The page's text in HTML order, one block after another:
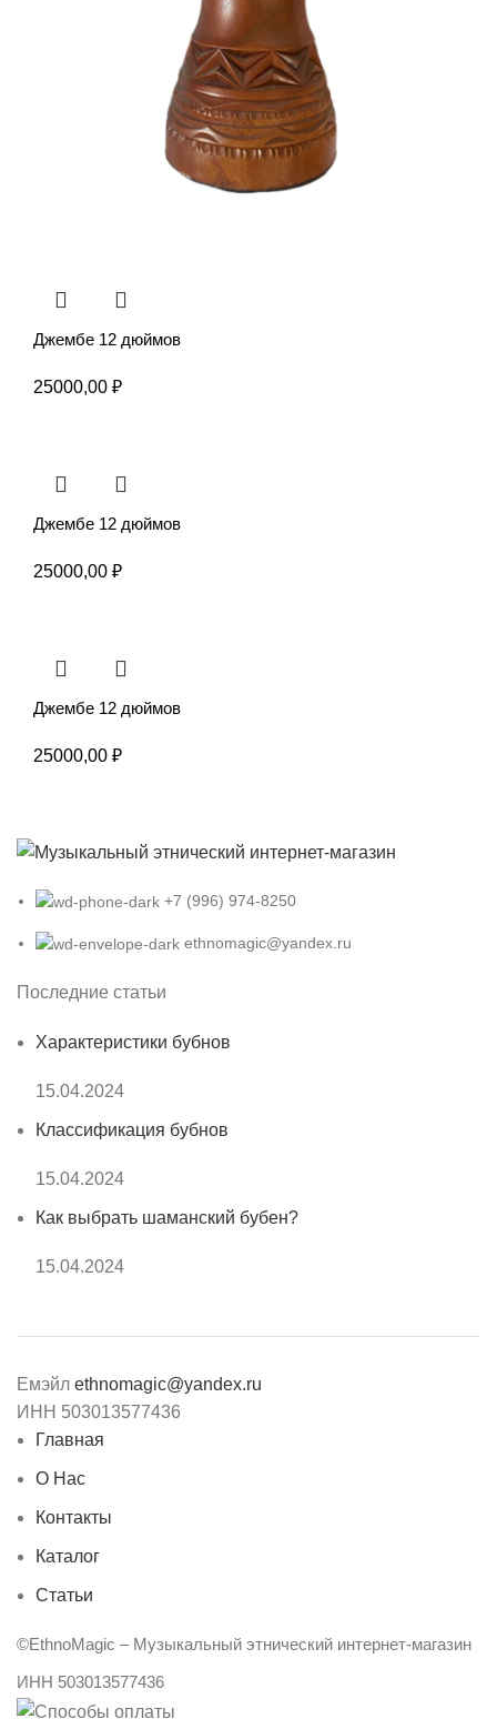
Джембе 12 дюймов
25000,00 ₽
Джембе 12 дюймов
25000,00 ₽
Джембе 12 дюймов
25000,00 ₽
+7 (996) 974-8250
ethnomagic@yandex.ru
Последние статьи
Характеристики бубнов
15.04.2024
Классификация бубнов
15.04.2024
Как выбрать шаманский бубен?
15.04.2024
Емэйл ethnomagic@yandex.ru
ИНН 503013577436
Главная
О Нас
Контакты
Каталог
Статьи
©EthnoMagic – Музыкальный этнический интернет-магазин
ИНН 503013577436